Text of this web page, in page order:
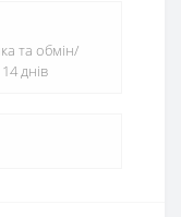
та обмін/
днів